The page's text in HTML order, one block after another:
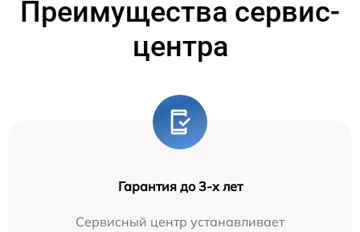
Преимущества сервис-
центра
Гарантия до 3-х лет
Сервисный центр устанавливает